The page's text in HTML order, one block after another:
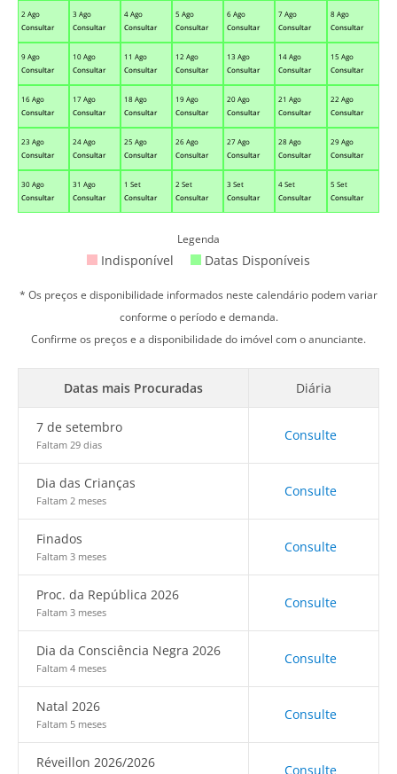
2 Ago
Consultar
3 Ago
Consultar
4 Ago
Consultar
5 Ago
Consultar
6 Ago
Consultar
7 Ago
Consultar
8 Ago
Consultar
9 Ago
Consultar
10 Ago
Consultar
11 Ago
Consultar
12 Ago
Consultar
13 Ago
Consultar
14 Ago
Consultar
15 Ago
Consultar
16 Ago
Consultar
17 Ago
Consultar
18 Ago
Consultar
19 Ago
Consultar
20 Ago
Consultar
21 Ago
Consultar
22 Ago
Consultar
23 Ago
Consultar
24 Ago
Consultar
25 Ago
Consultar
26 Ago
Consultar
27 Ago
Consultar
28 Ago
Consultar
29 Ago
Consultar
30 Ago
Consultar
31 Ago
Consultar
1 Set
Consultar
2 Set
Consultar
3 Set
Consultar
4 Set
Consultar
5 Set
Consultar
Legenda
Indisponível Datas Disponíveis
* Os preços e disponibilidade informados neste calendário podem variar
conforme o período e demanda.
Confirme os preços e a disponibilidade do imóvel com o anunciante.
Datas mais Procuradas Diária
7 de setembro
Faltam 29 dias
Consulte
Dia das Crianças
Faltam 2 meses
Consulte
Finados
Faltam 3 meses
Consulte
Proc. da República 2026
Faltam 3 meses
Consulte
Dia da Consciência Negra 2026
Faltam 4 meses
Consulte
Natal 2026
Faltam 5 meses
Consulte
Réveillon 2026/2026 Consulte